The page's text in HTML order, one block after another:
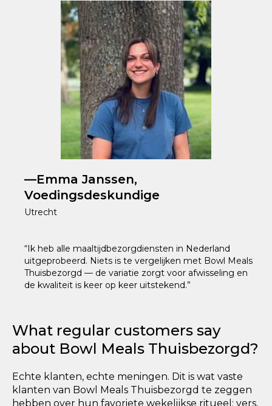
—Emma Janssen,
Voedingsdeskundige
Utrecht
“Ik heb alle maaltijdbezorgdiensten in Nederland
uitgeprobeerd. Niets is te vergelijken met Bowl Meals
Thuisbezorgd — de variatie zorgt voor afwisseling en
de kwaliteit is keer op keer uitstekend.”
What regular customers say
about Bowl Meals Thuisbezorgd?
Echte klanten, echte meningen. Dit is wat vaste
klanten van Bowl Meals Thuisbezorgd te zeggen
hebben over hun favoriete wekelijkse ritueel: vers,